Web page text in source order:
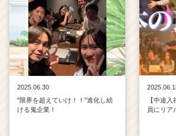
2025.06.30
"限界を超えていけ！！"進化し続
ける鬼企業！
【中途
員にリア